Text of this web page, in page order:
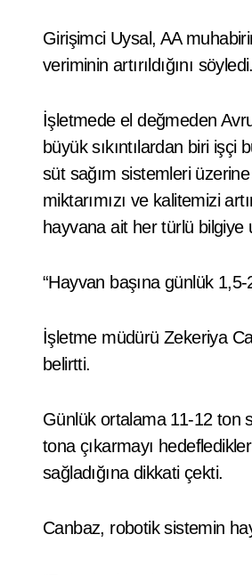
Girişimci Uysal, AA
veriminin artırıldığını söyledi.
İşletmede el değmeden
büyük sıkıntılardan biri
süt sağım sistemleri
miktarımızı ve kalitemizi
hayvana ait her türlü bilgiye
“Hayvan başına günlük 1,5-
İşletme müdürü Zekeriya
belirtti.
Günlük ortalama 11-12 ton
tona çıkarmayı
sağladığına dikkati çekti.
Canbaz, robotik sistemin